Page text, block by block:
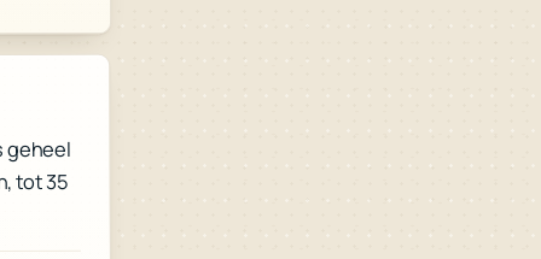
geheel
tot 35